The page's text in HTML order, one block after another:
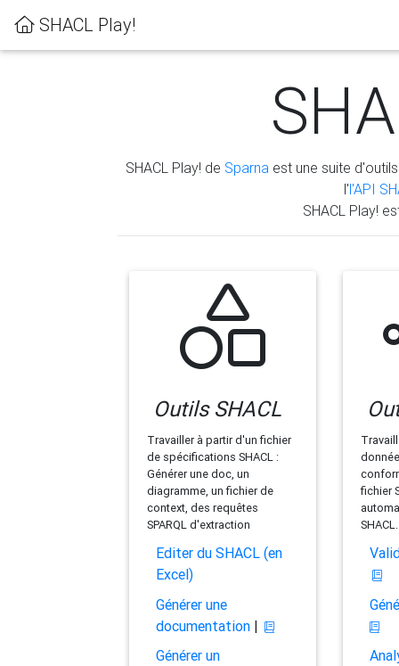
SHACL Play!
SHACL Play! de Sparna est une suite
l'l'API
SHACL Play!
Outils SHACL
Travailler à partir d'un fichier
de spécifications SHACL :
Générer une doc, un
diagramme, un fichier de
context, des requêtes
SPARQL d'extraction
Editer du SHACL (en
Excel)
Générer une
documentation|
Générer un
fichier
SHACL.